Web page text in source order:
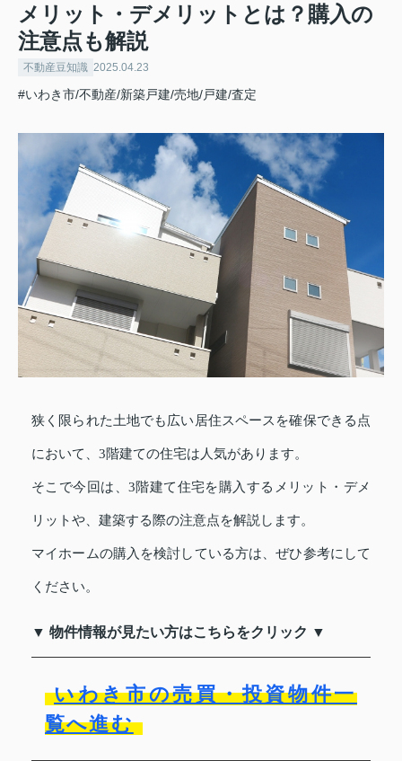
メリット・デメリットとは？購入の
注意点も解説
不動産豆知識 2025.04.23
#いわき市/不動産/新築戸建/売地/戸建/査定
狭く限られた土地でも広い居住スペースを確保できる点
において、3階建ての住宅は人気があります。
そこで今回は、3階建て住宅を購入するメリット・デメ
リットや、建築する際の注意点を解説します。
マイホームの購入を検討している方は、ぜひ参考にして
ください。
▼ 物件情報が見たい方はこちらをクリック ▼
いわき市の売買・投資物件一
覧へ進む